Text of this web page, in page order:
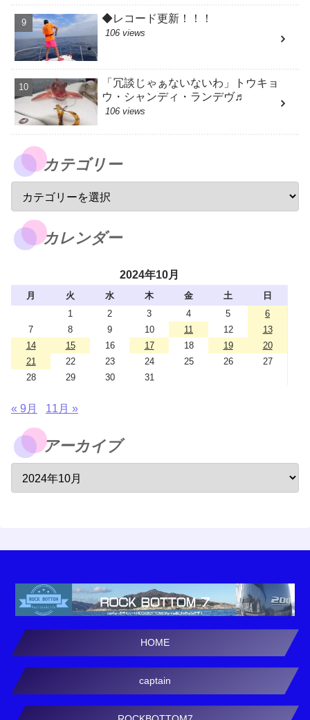
◆レコード更新！！！
106 views
「冗談じゃぁないないわ」トウキョ
ウ・シャンディ・ランデヴ♬
106 views
カテゴリー
カレンダー
2024年10月
月 火 水 木 金 土
日
1
2 3 4 5
6
7
8 9 10 11 12
13
14
15 16 17 18 19
20
21
22 23 24 25 26
27
28
29 30 31
« 9月 11月 »
アーカイブ
HOME
captain